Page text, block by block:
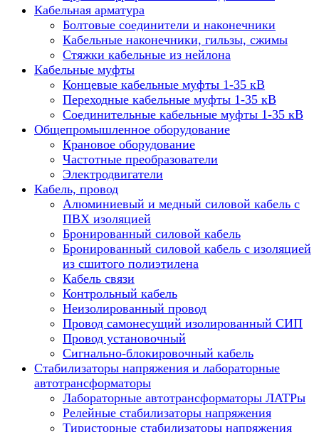
Кабельная арматура
Болтовые соединители и наконечники
Кабельные наконечники, гильзы, сжимы
Стяжки кабельные из нейлона
Кабельные муфты
Концевые кабельные муфты 1-35 кВ
Переходные кабельные муфты 1-35 кВ
Соединительные кабельные муфты 1-35 кВ
Общепромышленное оборудование
Крановое оборудование
Частотные преобразователи
Электродвигатели
Кабель, провод
Алюминиевый и медный силовой кабель с
ПВХ изоляцией
Бронированный силовой кабель
Бронированный силовой кабель с изоляцией
из сшитого полиэтилена
Кабель связи
Контрольный кабель
Неизолированный провод
Провод самонесущий изолированный СИП
Провод установочный
Сигнально-блокировочный кабель
Стабилизаторы напряжения и лабораторные
автотрансформаторы
Лабораторные автотрансформаторы ЛАТРы
Релейные стабилизаторы напряжения
Тиристорные стабилизаторы напряжения